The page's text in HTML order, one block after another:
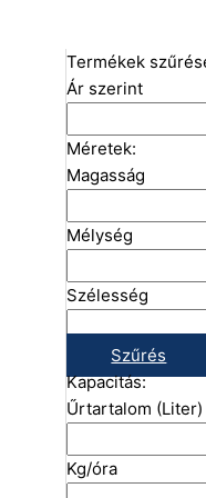
Termékek
Ár szerint
Méretek:
Magasság
Mélység
Szélesség
Szűrés
Kapacitás:
Űrtartalom (Liter)
Kg/óra